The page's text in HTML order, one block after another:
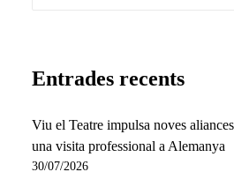
Entrades recents
Viu el Teatre impulsa noves
una visita professional a Alemanya
30/07/2026